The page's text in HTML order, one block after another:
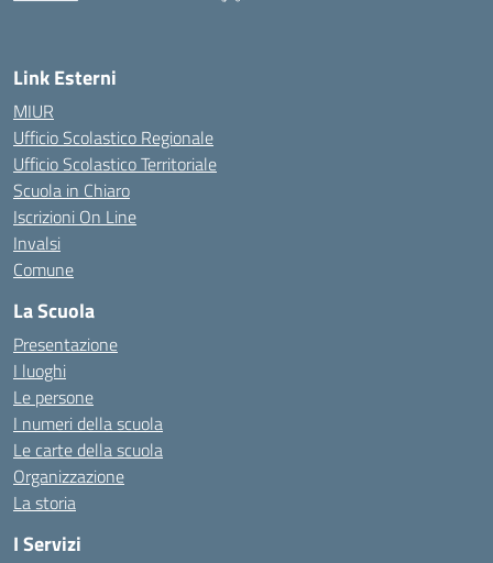
Link Esterni
MIUR
Ufficio Scolastico Regionale
Ufficio Scolastico Territoriale
Scuola in Chiaro
Iscrizioni On Line
Invalsi
Comune
La Scuola
Presentazione
I luoghi
Le persone
I numeri della scuola
Le carte della scuola
Organizzazione
La storia
I Servizi